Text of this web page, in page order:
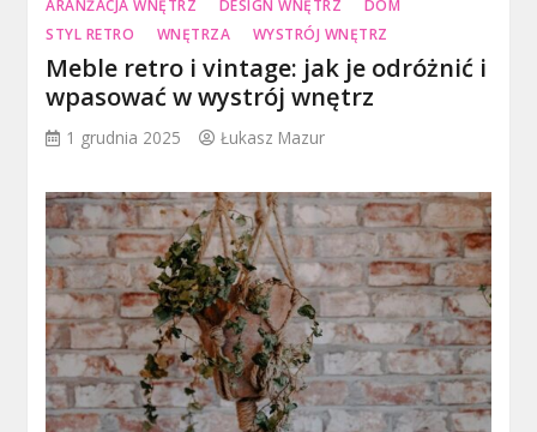
ARANŻACJA WNĘTRZ DESIGN WNĘTRZ
DOM
STYL RETRO
WNĘTRZA WYSTRÓJ WNĘTRZ
Meble retro i vintage: jak je odróżnić i
wpasować w wystrój wnętrz
1 grudnia 2025 Łukasz Mazur